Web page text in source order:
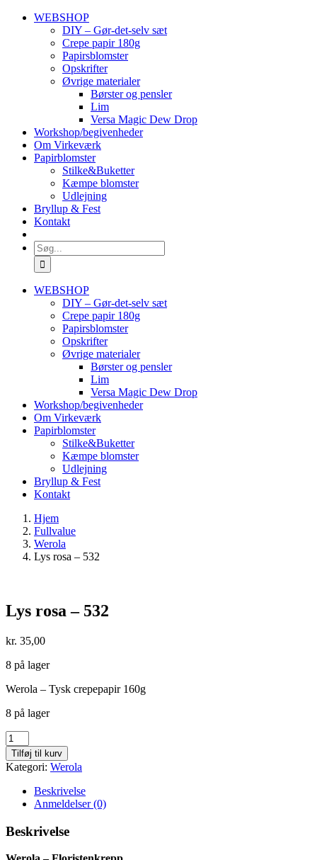
Skip
WEBSHOP
DIY – Gør-det-selv sæt
Crepe papir 180g
Papirsblomster
Opskrifter
Øvrige materialer
Børster og pensler
Lim
Versa Magic Dew Drop
Workshop/begivenheder
Om Virkeværk
Papirblomster
Stilke&Buketter
Kæmpe blomster
Udlejning
Bryllup & Fest
Kontakt
Søg
efter:
WEBSHOP
DIY – Gør-det-selv sæt
Crepe papir 180g
Papirsblomster
Opskrifter
Øvrige materialer
Børster og pensler
Lim
Versa Magic Dew Drop
Workshop/begivenheder
Om Virkeværk
Papirblomster
Stilke&Buketter
Kæmpe blomster
Udlejning
Bryllup & Fest
Kontakt
Hjem
Fullvalue
Werola
Lys rosa – 532
Lys rosa – 532
kr. 35,00
8 på lager
Werola – Tysk crepepapir 160g
8 på lager
Lys
rosa
-
532
antal
Tilføj til kurv
Kategori: Werola
Beskrivelse
Anmeldelser (0)
Beskrivelse